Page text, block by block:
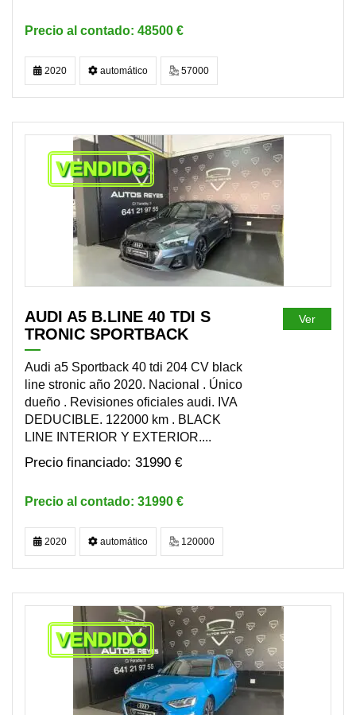
48500 €
2020 automático 57000
VENDIDO
AUDI A5 B.LINE 40 TDI S
TRONIC SPORTBACK
Audi a5 Sportback 40 tdi 204 CV black
line stronic año 2020. Nacional . Único
dueño . Revisiones oficiales audi. IVA
DEDUCIBLE. 122000 km . BLACK
LINE INTERIOR Y EXTERIOR....
31990 €
31990 €
Ver
2020 automático 120000
VENDIDO